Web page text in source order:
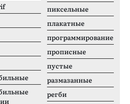
пиксельные
плакатные
программирование
прописные
пустые
размазанные
регби